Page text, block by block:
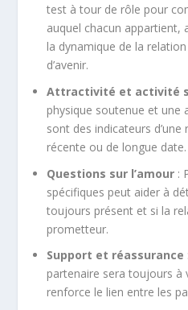
test à tour de rôle pour
auquel chacun appartient,
la dynamique de la
d’avenir.
Attractivité et activité
physique soutenue et une
sont des indicateurs d’une
récente ou de longue date.
Questions sur l’amour :
spécifiques peut aider à
toujours présent et si la
prometteur.
Support et réassurance
partenaire sera toujours
renforce le lien entre les